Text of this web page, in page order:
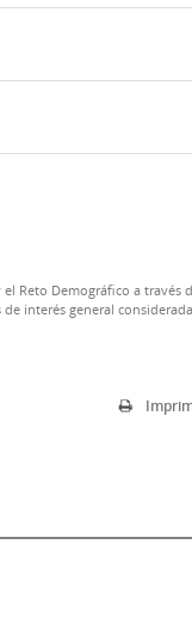
Reto Demográfico a través
interés general